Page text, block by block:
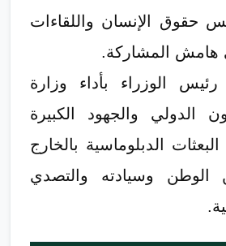
حقوق الإنسان واللقاءات
هامش المشاركة.
الوزراء بأداء وزارة
الدولي والجهود الكبيرة
الدبلوماسية بالخارج
وسيادته والتصدي